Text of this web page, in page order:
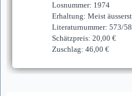
Losnummer: 1974
Erhaltung: Meist
Literaturnummer: 573/
Schätzpreis: 20,00 €
Zuschlag: 46,00 €